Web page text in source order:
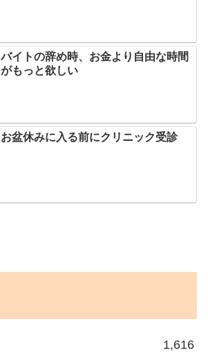
バイトの辞め時、お金より自由な時間
がもっと欲しい
お盆休みに入る前にクリニック受診
1,616